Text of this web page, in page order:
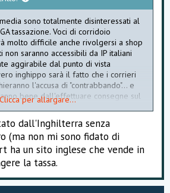
sono totalmente disinteressati al
tassazione. Voci di corridoio
molto difficile anche rivolgersi a shop
non saranno accessibili da IP italiani
aggirabile dal punto di vista
inghippo sarà il fatto che i corrieri
l'accusa di "contrabbando"... e
bene dall'effettuare consegne sul
gli hastag #SvapoNoTax e
Facciamo si che la tangente e
vinta ancora una volta. Ne va della
disastrato paese governato da
Clicca per allargare...
dall'Inghilterra senza
(ma non mi sono fidato di
ha un sito inglese che vende in
la tassa.